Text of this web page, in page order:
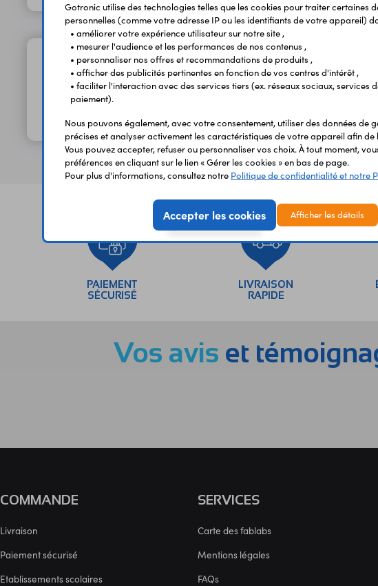
Polyswitch RUEF500 Code : 22738
0,67 € En stock
PAIEMENT
SÉCURISÉ
LIVRAISON
RAPIDE
Vos avis et
COMMANDE
Livraison
Paiement sécurisé
Etablissements scolaires
SERVICES
Carte des fablabs
Mentions légales
FAQs
Gotronic utilise des technologies telles que les cookies pour traiter certaines
personnelles (comme votre adresse IP ou les identifiants de votre appareil)
• améliorer votre expérience utilisateur sur notre site ,
• mesurer l'audience et les performances de nos contenus ,
• personnaliser nos offres et recommandations de produits ,
• afficher des publicités pertinentes en fonction de vos centres d'intérêt ,
• faciliter l'interaction avec des services tiers (ex. réseaux sociaux, services
paiement).
Nous pouvons également, avec votre consentement, utiliser des données de
précises et analyser activement les caractéristiques de votre appareil afin de
Vous pouvez accepter, refuser ou personnaliser vos choix. À tout moment,
préférences en cliquant sur le lien « Gérer les cookies » en bas de page.
Pour plus d'informations, consultez notre Politique de confidentialité et notre
Accepter les cookies Afficher les détails